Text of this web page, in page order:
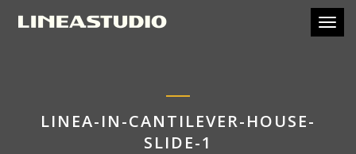
LINEA-IN-CANTILEVER-HOUSE-
SLIDE-1